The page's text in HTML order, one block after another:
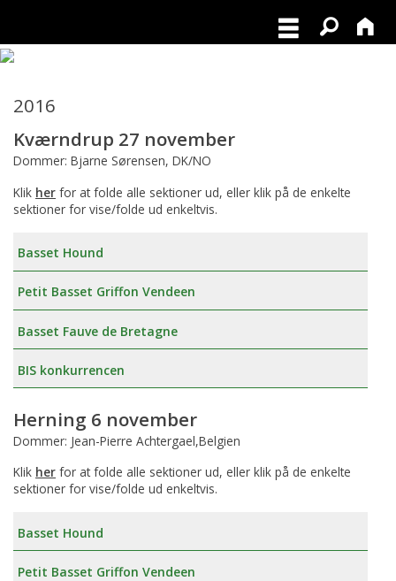
2016
Kværndrup 27 november
Dommer: Bjarne Sørensen, DK/NO
Klik her for at folde alle sektioner ud, eller klik på de enkelte
sektioner for vise/folde ud enkeltvis.
Basset Hound
Petit Basset Griffon Vendeen
Basset Fauve de Bretagne
BIS konkurrencen
Herning 6 november
Dommer: Jean-Pierre Achtergael,Belgien
Klik her for at folde alle sektioner ud, eller klik på de enkelte
sektioner for vise/folde ud enkeltvis.
Basset Hound
Petit Basset Griffon Vendeen